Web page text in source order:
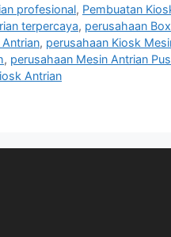
profesional, Pembuatan
terpercaya, perusahaan
, perusahaan Kiosk
, perusahaan Mesin Antrian
Antrian